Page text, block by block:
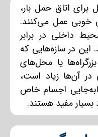
برای اتاق حمل بار،
خوبی عمل می‌کنند.
داخلی در برابر
این در سازه‌هایی که
یا محل‌های
آن‌ها زیاد است،
اجسام خاص
بسیار مفید هستند.